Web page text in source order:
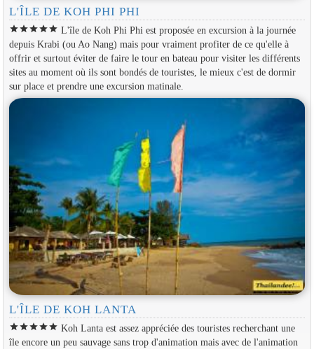
L'ÎLE DE KOH PHI PHI
starstarstarstarstar L'île de Koh Phi Phi est proposée en excursion à la journée
depuis Krabi (ou Ao Nang) mais pour vraiment profiter de ce qu'elle à
offrir et surtout éviter de faire le tour en bateau pour visiter les différents
sites au moment où ils sont bondés de touristes, le mieux c'est de dormir
sur place et prendre une excursion matinale.
L'ÎLE DE KOH LANTA
starstarstarstarstar Koh Lanta est assez appréciée des touristes recherchant une
île encore un peu sauvage sans trop d'animation mais avec de l'animation